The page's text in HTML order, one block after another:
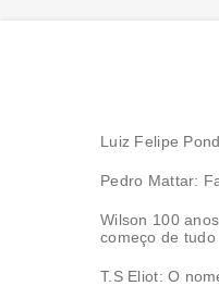
Luiz Felipe
Pedro Mattar:
Wilson 100
começo de tudo
T.S Eliot: O